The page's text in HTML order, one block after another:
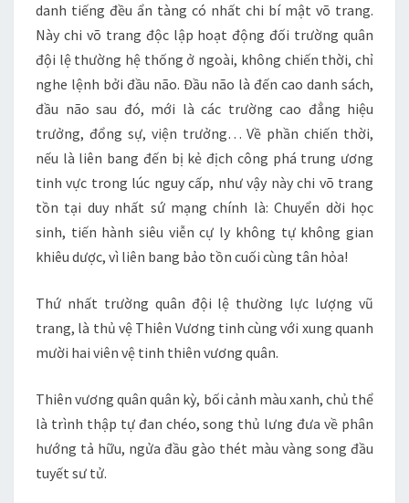
danh tiếng đều ẩn tàng có nhất chi bí mật võ trang.
Này chi võ trang độc lập hoạt động đối trường quân
đội lệ thường hệ thống ở ngoài, không chiến thời, chỉ
nghe lệnh bởi đầu não. Đầu não là đến cao danh sách,
đầu não sau đó, mới là các trường cao đẳng hiệu
trưởng, đổng sự, viện trưởng… Về phần chiến thời,
nếu là liên bang đến bị kẻ địch công phá trung ương
tinh vực trong lúc nguy cấp, như vậy này chi võ trang
tồn tại duy nhất sứ mạng chính là: Chuyển dời học
sinh, tiến hành siêu viễn cự ly không tự không gian
khiêu dược, vì liên bang bảo tồn cuối cùng tân hỏa!
Thứ nhất trường quân đội lệ thường lực lượng vũ
trang, là thủ vệ Thiên Vương tinh cùng với xung quanh
mười hai viên vệ tinh thiên vương quân.
Thiên vương quân quân kỳ, bối cảnh màu xanh, chủ thể
là trình thập tự đan chéo, song thủ lưng đưa về phân
hướng tả hữu, ngửa đầu gào thét màu vàng song đầu
tuyết sư tử.